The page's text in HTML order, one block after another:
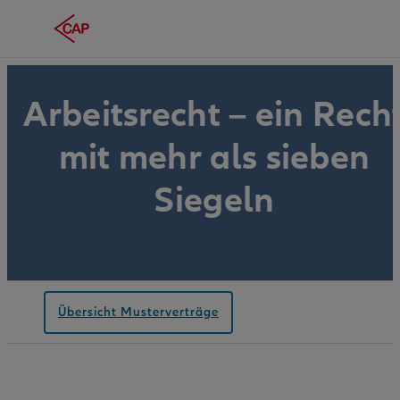
Arbeitsrecht – ein
mit mehr als sieben
Siegeln
Übersicht Musterverträge